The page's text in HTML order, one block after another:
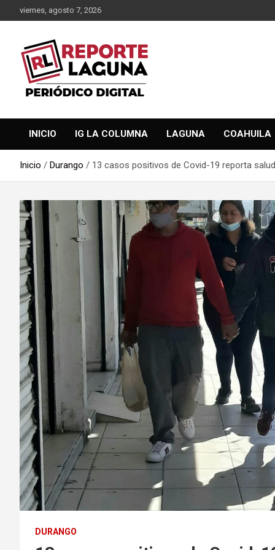
al
viernes, agosto 7, 2026
Reporte Laguna
INICIO IG LA COLUMNA LAGUNA COAHUILA
Inicio Durango 13 casos positivos de Covid-19 reporta
DURANGO